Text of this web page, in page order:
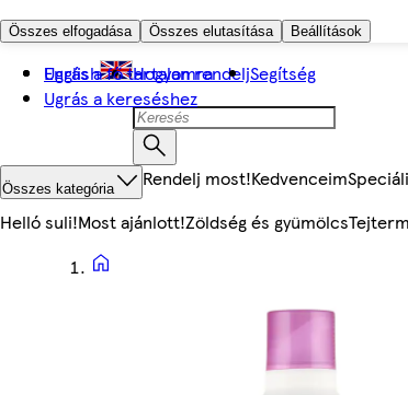
Összes elfogadása Összes elutasítása Beállítások
Ugrás a fő tartalomra
Ugrás a kereséshez
English Hogyan rendeljSegítség
Összes kategória Rendelj most!Kedvenceim
Helló suli!Most ajánlott!Zöldség és gyümölcs